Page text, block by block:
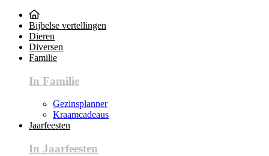
Bijbelse vertellingen
Dieren
Diversen
Familie
In Familie
Gezinsplanner
Kraamcadeaus
Jaarfeesten
In Jaarfeesten